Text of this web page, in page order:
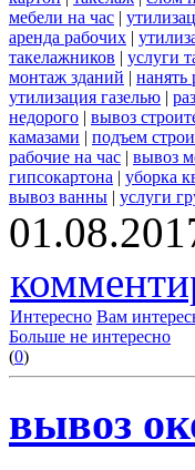
мебели на час |
аренда рабочих |
такелажников | услуги
монтаж зданий | нанять
утилизация газелью |
недорого | вывоз
камазами | подъем
рабочие на час | вывоз
гипсокартона | уборка
вывоз ванны | услуги
Интересно Вам
Больше не интересно
(0)
вывоз